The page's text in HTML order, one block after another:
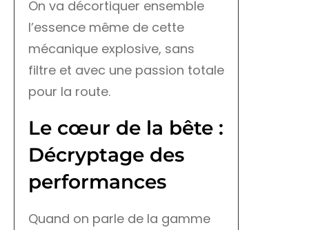
On va décortiquer ensemble
l’essence même de cette
mécanique explosive, sans
filtre et avec une passion totale
pour la route.
Le cœur de la bête :
Décryptage des
performances
Quand on parle de la gamme